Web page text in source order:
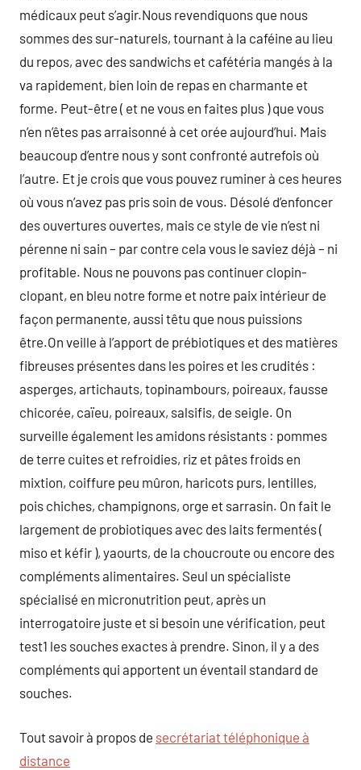
médicaux peut s’agir.Nous revendiquons que nous
sommes des sur-naturels, tournant à la caféine au lieu
du repos, avec des sandwichs et cafétéria mangés à la
va rapidement, bien loin de repas en charmante et
forme. Peut-être ( et ne vous en faites plus ) que vous
n’en n’êtes pas arraisonné à cet orée aujourd’hui. Mais
beaucoup d’entre nous y sont confronté autrefois où
l’autre. Et je crois que vous pouvez ruminer à ces heures
où vous n’avez pas pris soin de vous. Désolé d’enfoncer
des ouvertures ouvertes, mais ce style de vie n’est ni
pérenne ni sain – par contre cela vous le saviez déjà – ni
profitable. Nous ne pouvons pas continuer clopin-
clopant, en bleu notre forme et notre paix intérieur de
façon permanente, aussi têtu que nous puissions
être.On veille à l’apport de prébiotiques et des matières
fibreuses présentes dans les poires et les crudités :
asperges, artichauts, topinambours, poireaux, fausse
chicorée, caïeu, poireaux, salsifis, de seigle. On
surveille également les amidons résistants : pommes
de terre cuites et refroidies, riz et pâtes froids en
mixtion, coiffure peu mûron, haricots purs, lentilles,
pois chiches, champignons, orge et sarrasin. On fait le
largement de probiotiques avec des laits fermentés (
miso et kéfir ), yaourts, de la choucroute ou encore des
compléments alimentaires. Seul un spécialiste
spécialisé en micronutrition peut, après un
interrogatoire juste et si besoin une vérification, peut
test1 les souches exactes à prendre. Sinon, il y a des
compléments qui apportent un éventail standard de
souches.
Tout savoir à propos de secrétariat téléphonique à
distance